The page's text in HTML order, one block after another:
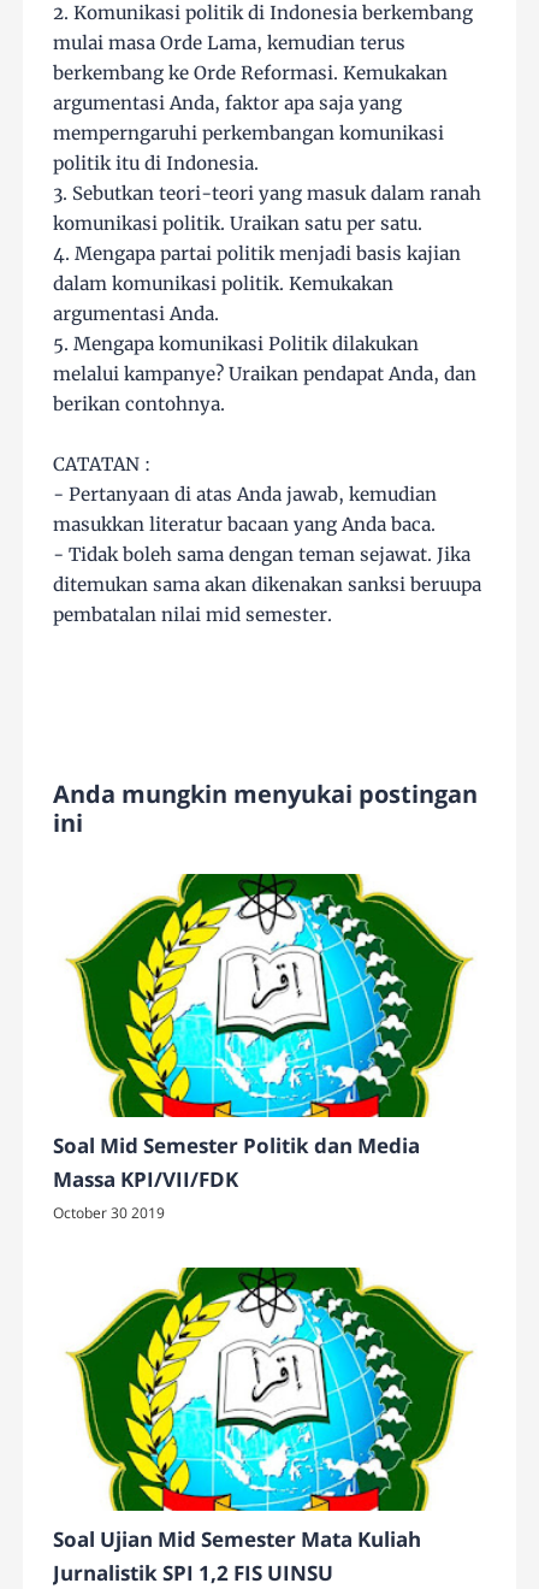
2. Komunikasi politik di Indonesia berkembang
mulai masa Orde Lama, kemudian terus
berkembang ke Orde Reformasi. Kemukakan
argumentasi Anda, faktor apa saja yang
memperngaruhi perkembangan komunikasi
politik itu di Indonesia.
3. Sebutkan teori-teori yang masuk dalam ranah
komunikasi politik. Uraikan satu per satu.
4. Mengapa partai politik menjadi basis kajian
dalam komunikasi politik. Kemukakan
argumentasi Anda.
5. Mengapa komunikasi Politik dilakukan
melalui kampanye? Uraikan pendapat Anda, dan
berikan contohnya.
CATATAN :
- Pertanyaan di atas Anda jawab, kemudian
masukkan literatur bacaan yang Anda baca.
- Tidak boleh sama dengan teman sejawat. Jika
ditemukan sama akan dikenakan sanksi beruupa
pembatalan nilai mid semester.
Anda mungkin menyukai postingan
ini
Soal Mid Semester Politik dan Media
Massa KPI/VII/FDK
October 30 2019
Soal Ujian Mid Semester Mata Kuliah
Jurnalistik SPI 1,2 FIS UINSU